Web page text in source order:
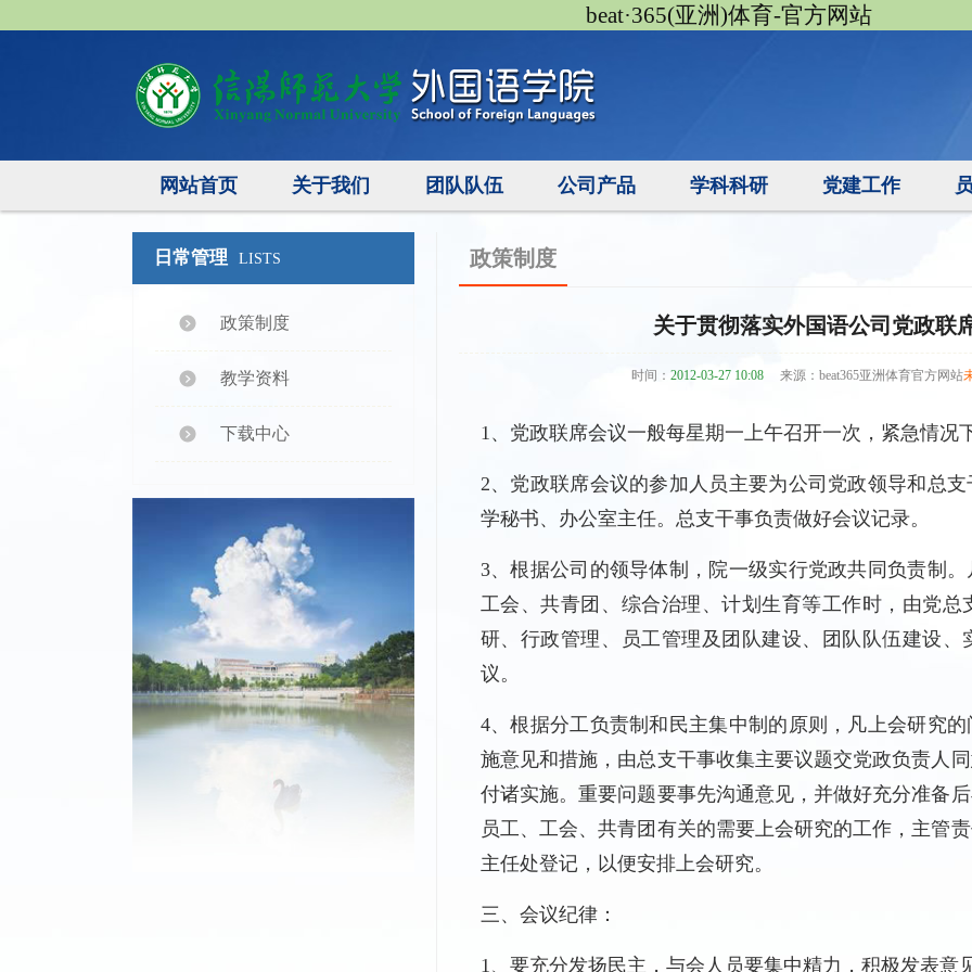
beat·365(亚洲)体育-官方网站
网站首页 关于我们 团队队伍 公司产品 学科科研 党建工作
日常管理 LISTS
政策制度
教学资料
下载中心
政策制度
关于贯彻落实外国语公司党政联
时间： 2012-03-27 10:08 来源：beat365亚洲体育官方网站
1、党政联席会议一般每星期一上午召开一次，紧急情况
2、党政联席会议的参加人员主要为公司党政领导和总
学秘书、办公室主任。总支干事负责做好会议记录。
3、根据公司的领导体制，院一级实行党政共同负责制
工会、共青团、综合治理、计划生育等工作时，由党
研、行政管理、员工管理及团队建设、团队队伍建设
议。
4、根据分工负责制和民主集中制的原则，凡上会研究
施意见和措施，由总支干事收集主要议题交党政负责人
付诸实施。重要问题要事先沟通意见，并做好充分准备
员工、工会、共青团有关的需要上会研究的工作，主管
主任处登记，以便安排上会研究。
三、会议纪律：
1、要充分发扬民主，与会人员要集中精力，积极发表意